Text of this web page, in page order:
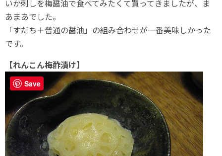
いか刺しを梅醤油で食べてみたくて買ってきましたが、ま
あまあでした。
「すだち＋普通の醤油」の組み合わせが一番美味しかった
です。
【れんこん梅酢漬け】
Save